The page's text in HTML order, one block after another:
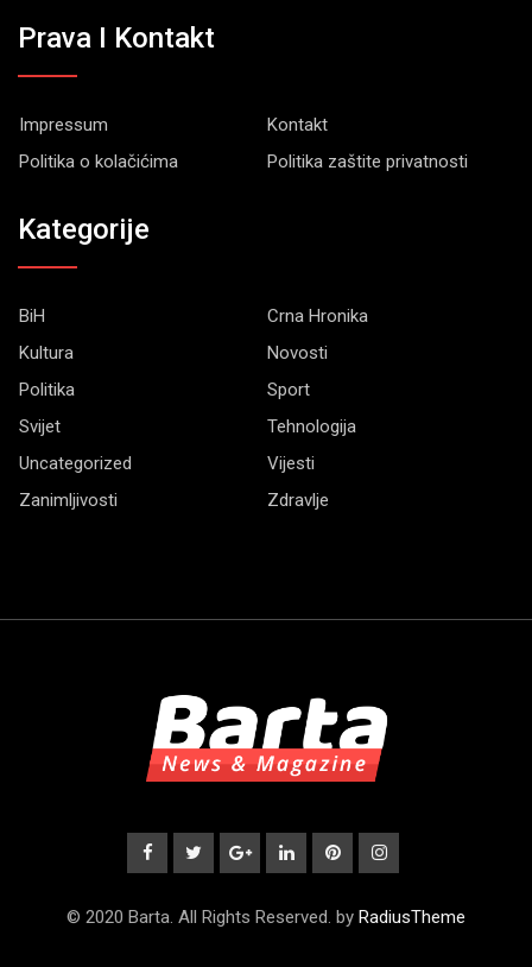
Prava I Kontakt
Impressum
Kontakt
Politika o kolačićima
Politika zaštite privatnosti
Kategorije
BiH
Crna Hronika
Kultura
Novosti
Politika
Sport
Svijet
Tehnologija
Uncategorized
Vijesti
Zanimljivosti
Zdravlje
© 2020 Barta. All Rights Reserved. by RadiusTheme